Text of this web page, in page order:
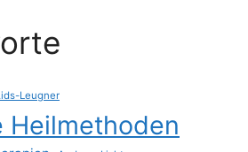
Leugner
Heilmethoden